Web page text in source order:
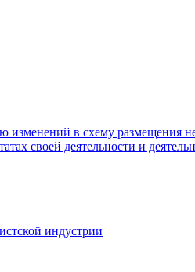
изменений в схему размещения
своей деятельности и
индустрии